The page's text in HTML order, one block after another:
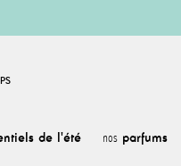
de l'été nos parfums